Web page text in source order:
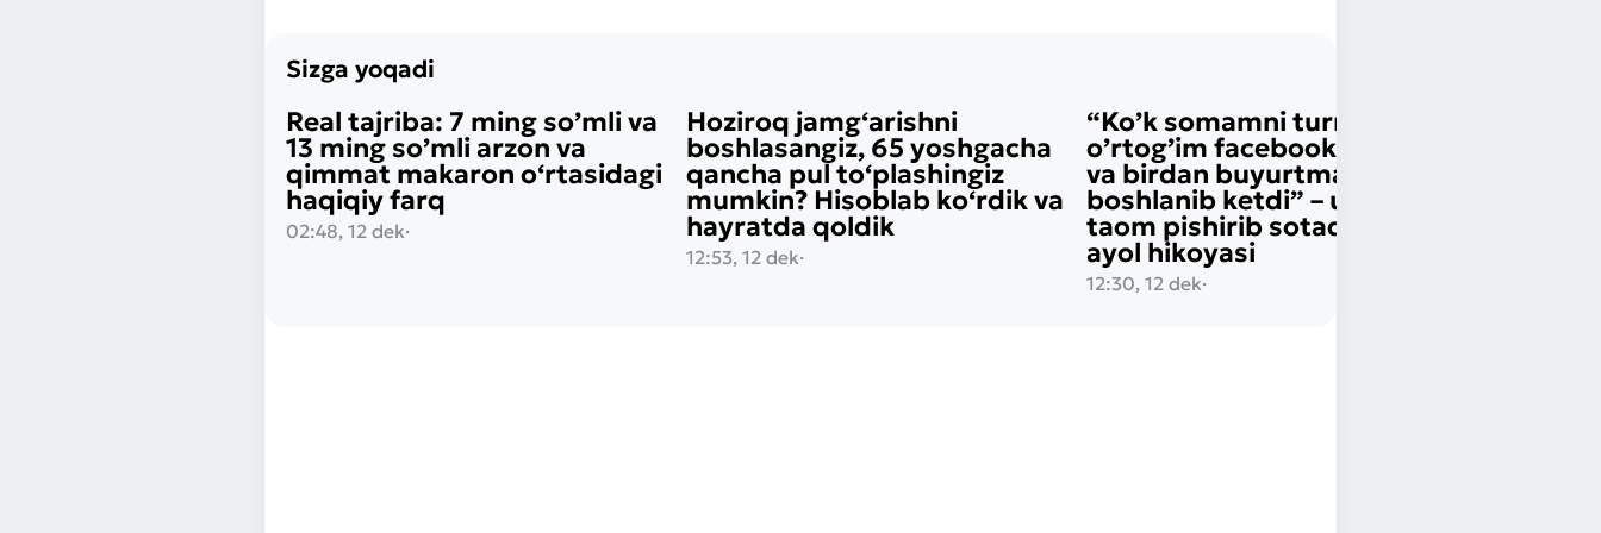
Sizga yoqadi
Real tajriba: 7 ming so’mli va
13 ming so’mli arzon va
qimmat makaron o‘rtasidagi
haqiqiy farq
02:48, 12 dek·
Hoziroq jamg‘arishni
boshlasangiz, 65 yoshgacha
qancha pul to‘plashingiz
mumkin? Hisoblab ko‘rdik va
hayratda qoldik
12:53, 12 dek·
“Ko’k somamni turmush
o’rtog’im facebookka qo’ydi
va birdan buyurtmalar
boshlanib ketdi” – uyda 40 xil
taom pishirib sotadigan yosh
ayol hikoyasi
12:30, 12 dek·